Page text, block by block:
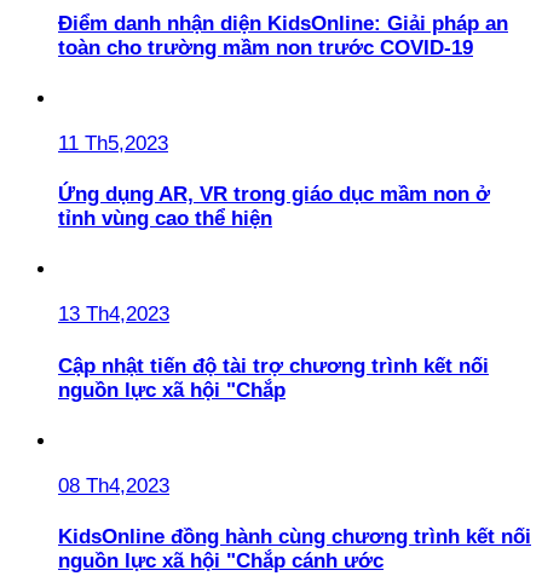
Điểm danh nhận diện KidsOnline: Giải pháp an
toàn cho trường mầm non trước COVID-19
11 Th5,2023
Ứng dụng AR, VR trong giáo dục mầm non ở
tỉnh vùng cao thể hiện
13 Th4,2023
Cập nhật tiến độ tài trợ chương trình kết nối
nguồn lực xã hội "Chắp
08 Th4,2023
KidsOnline đồng hành cùng chương trình kết nối
nguồn lực xã hội "Chắp cánh ước